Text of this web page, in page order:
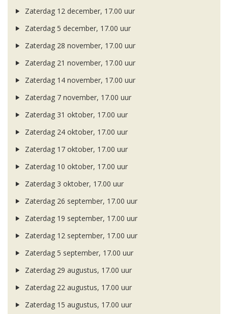
Zaterdag 12 december, 17.00 uur
Zaterdag 5 december, 17.00 uur
Zaterdag 28 november, 17.00 uur
Zaterdag 21 november, 17.00 uur
Zaterdag 14 november, 17.00 uur
Zaterdag 7 november, 17.00 uur
Zaterdag 31 oktober, 17.00 uur
Zaterdag 24 oktober, 17.00 uur
Zaterdag 17 oktober, 17.00 uur
Zaterdag 10 oktober, 17.00 uur
Zaterdag 3 oktober, 17.00 uur
Zaterdag 26 september, 17.00 uur
Zaterdag 19 september, 17.00 uur
Zaterdag 12 september, 17.00 uur
Zaterdag 5 september, 17.00 uur
Zaterdag 29 augustus, 17.00 uur
Zaterdag 22 augustus, 17.00 uur
Zaterdag 15 augustus, 17.00 uur